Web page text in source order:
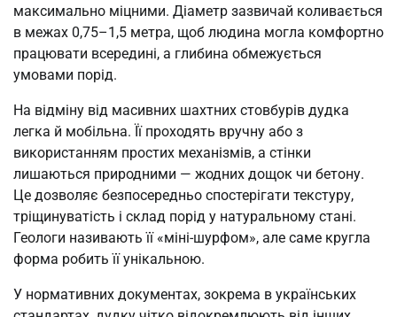
максимально міцними. Діаметр зазвичай коливається
в межах 0,75–1,5 метра, щоб людина могла комфортно
працювати всередині, а глибина обмежується
умовами порід.
На відміну від масивних шахтних стовбурів дудка
легка й мобільна. Її проходять вручну або з
використанням простих механізмів, а стінки
лишаються природними — жодних дощок чи бетону.
Це дозволяє безпосередньо спостерігати текстуру,
тріщинуватість і склад порід у натуральному стані.
Геологи називають її «міні-шурфом», але саме кругла
форма робить її унікальною.
У нормативних документах, зокрема в українських